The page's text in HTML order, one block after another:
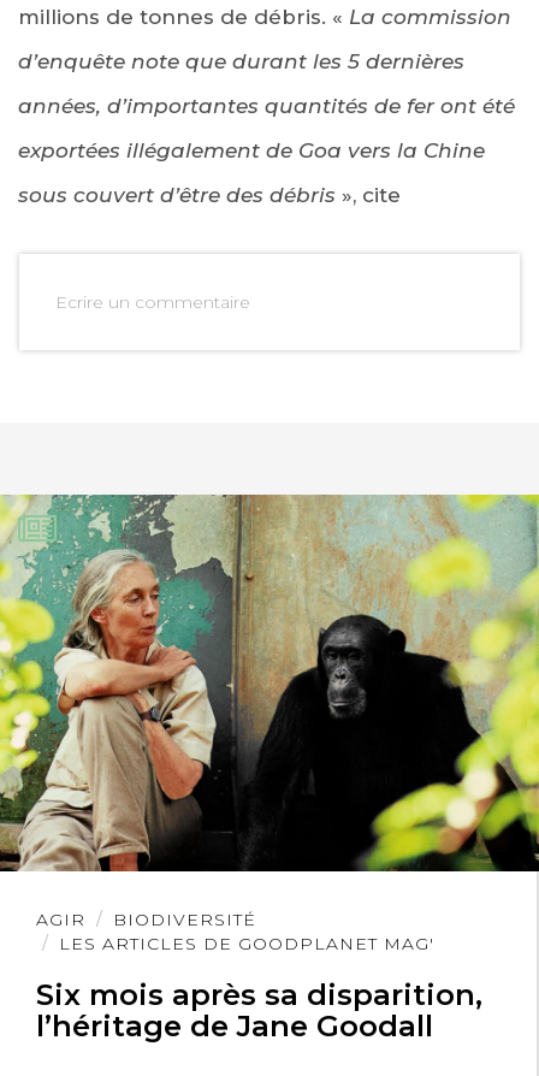
millions de tonnes de débris. « La commission
d’enquête note que durant les 5 dernières
années, d’importantes quantités de fer ont été
exportées illégalement de Goa vers la Chine
sous couvert d’être des débris », cite
Ecrire un commentaire
AGIR
BIODIVERSITÉ
LES ARTICLES DE GOODPLANET MAG'
Six mois après sa disparition,
l’héritage de Jane Goodall
Lire
l'article